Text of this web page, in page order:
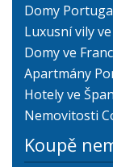
Domy
Luxusní vily
Domy ve
Apartmány
Hotely ve
Nemovitosti
Koupě